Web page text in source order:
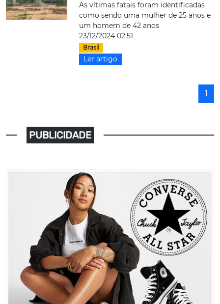
As vítimas fatais foram identificadas
como sendo uma mulher de 25 anos e
um homem de 42 anos
23/12/2024 02:51
Brasil
Ler artigo
1
PUBLICIDADE